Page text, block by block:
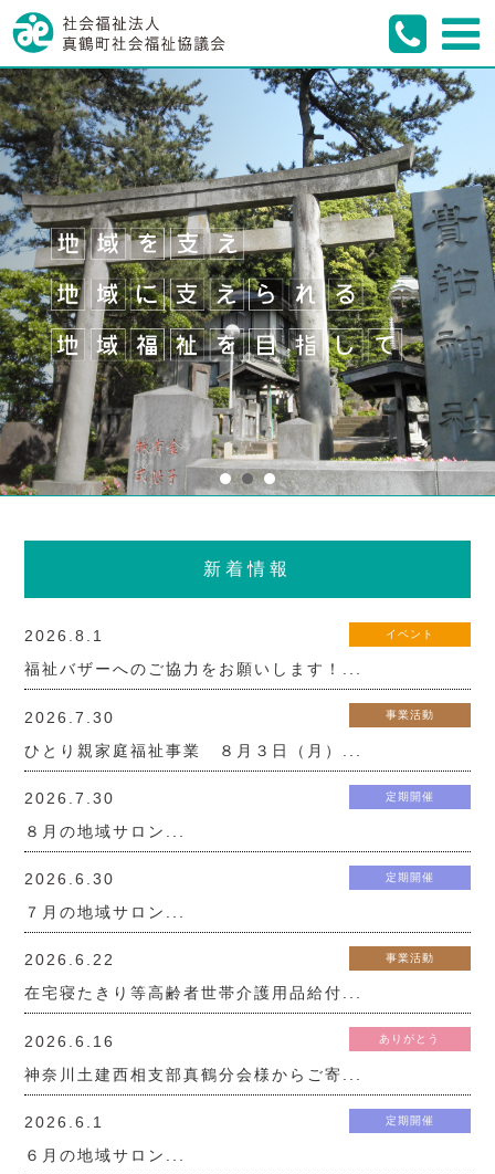
新着情報
2026.8.1 イベント
福祉バザーへのご協力をお願いします！...
2026.7.30 事業活動
ひとり親家庭福祉事業 ８月３日（月）...
2026.7.30 定期開催
８月の地域サロン...
2026.6.30 定期開催
７月の地域サロン...
2026.6.22 事業活動
在宅寝たきり等高齢者世帯介護用品給付...
2026.6.16 ありがとう
神奈川土建西相支部真鶴分会様からご寄...
2026.6.1 定期開催
６月の地域サロン...